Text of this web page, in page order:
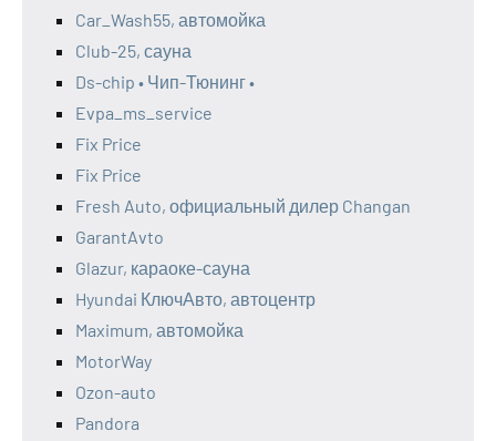
Car_Wash55, автомойка
Club-25, сауна
Ds-chip • Чип-Тюнинг •
Evpa_ms_service
Fix Price
Fix Price
Fresh Auto, официальный дилер Changan
GarantAvto
Glazur, караоке-сауна
Hyundai КлючАвто, автоцентр
Maximum, автомойка
MotorWay
Ozon-auto
Pandora